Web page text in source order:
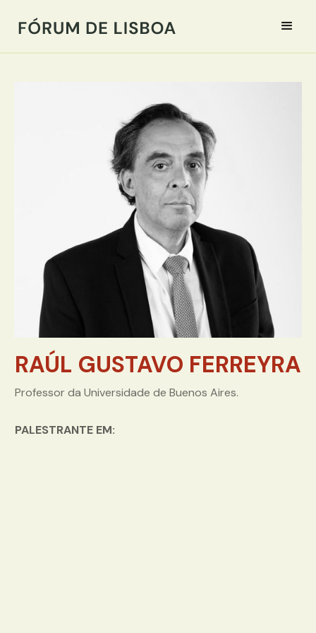
RAÚL GUSTAVO FERREYRA
Professor da Universidade de Buenos Aires.
PALESTRANTE EM: